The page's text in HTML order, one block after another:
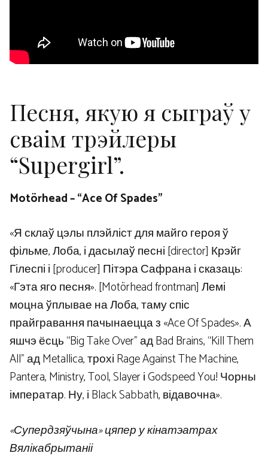
Песня, якую я сыграў у
сваім трэйлеры
“Supergirl”.
Motörhead – “Ace Of Spades”
«Я склаў цэлы плэйліст для майго героя ў
фільме, Лоба, і дасылаў песні [director] Крэйг
Гілеспі і [producer] Пітэра Сафрана і сказаць:
«Гэта яго песня». [Motörhead frontman] Лемі
моцна ўплывае на Лоба, таму спіс
прайгравання пачынаецца з «Ace Of Spades». А
яшчэ ёсць “Big Take Over” ад Bad Brains, “Kill Them
All” ад Metallica, трохі Rage Against The Machine,
Pantera, Ministry, Tool, Slayer і Godspeed You! Чорны
імператар. Ну, і Black Sabbath, відавочна».
«Супердзяўчына» цяпер у кінатэатрах
Вялікабрытаніі